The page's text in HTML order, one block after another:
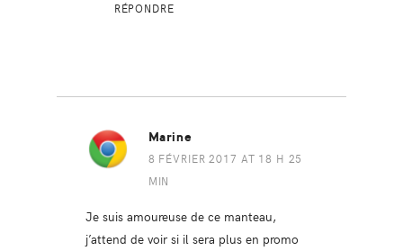
RÉPONDRE
Marine
8 FÉVRIER 2017 AT 18 H 25
MIN
Je suis amoureuse de ce manteau,
j’attend de voir si il sera plus en promo